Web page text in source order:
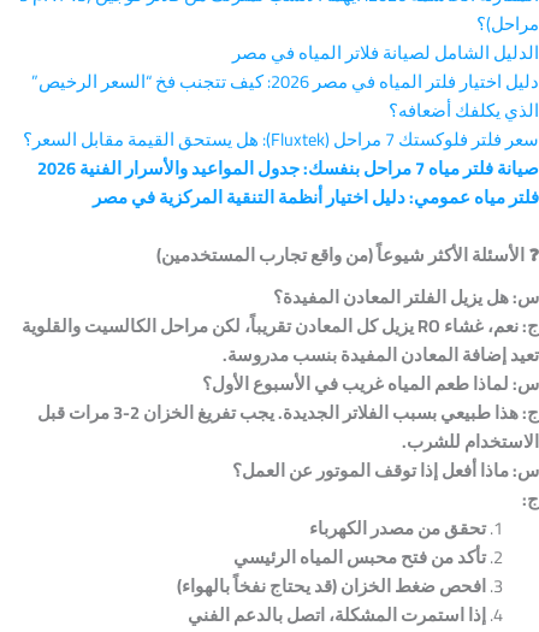
مراحل)؟
الدليل الشامل لصيانة فلاتر المياه في مصر
دليل اختيار فلتر المياه في مصر 2026: كيف تتجنب فخ “السعر الرخيص”
الذي يكلفك أضعافه؟
سعر فلتر فلوكستك 7 مراحل (Fluxtek): هل يستحق القيمة مقابل السعر؟
صيانة فلتر مياه 7 مراحل بنفسك: جدول المواعيد والأسرار الفنية 2026
فلتر مياه عمومي: دليل اختيار أنظمة التنقية المركزية في مصر
❓الأسئلة الأكثر شيوعاً (من واقع تجارب المستخدمين)
س: هل يزيل الفلتر المعادن المفيدة؟
ج:نعم، غشاء RO
يزيل كل المعادن تقريباً، لكن مراحل الكالسيت والقلوية
تعيد إضافة المعادن المفيدة بنسب مدروسة.
س: لماذا طعم المياه غريب في الأسبوع الأول؟
ج:
هذا طبيعي بسبب الفلاتر الجديدة. يجب تفريغ الخزان 2-3 مرات قبل
الاستخدام للشرب.
س: ماذا أفعل إذا توقف الموتور عن العمل؟
ج:
تحقق من مصدر الكهرباء
تأكد من فتح محبس المياه الرئيسي
افحص ضغط الخزان (قد يحتاج نفخاً بالهواء)
إذا استمرت المشكلة، اتصل بالدعم الفني